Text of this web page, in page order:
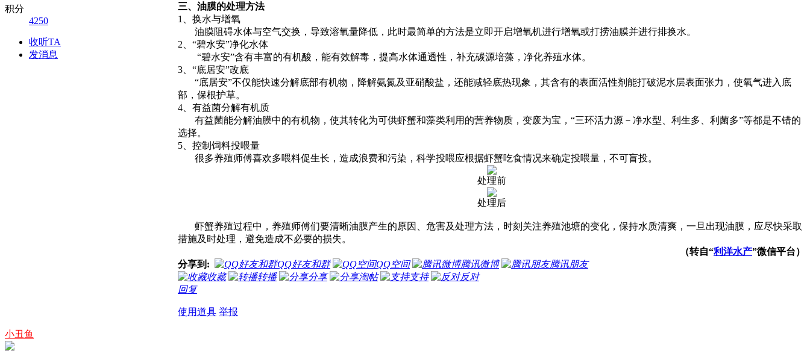
积分
4250
收听TA
发消息
三、油膜的处理方法
1、换水与增氧
油膜阻碍水体与空气交换，导致溶氧量降低，此时最简单的方法是立即开启增氧机进行增氧或打捞油膜并进行排换水。
2、“碧水安”净化水体
“碧水安”含有丰富的有机酸，能有效解毒，提高水体通透性，补充碳源培藻，净化养殖水体。
3、“底居安”改底
“底居安”不仅能快速分解底部有机物，降解氨氮及亚硝酸盐，还能减轻底热现象，其含有的表面活性剂能打破泥水层表面张力，使氧气进入底
部，保根护草。
4、有益菌分解有机质
有益菌能分解油膜中的有机物，使其转化为可供虾蟹和藻类利用的营养物质，变废为宝，“三环活力源－净水型、利生多、利菌多”等都是不错的
选择。
5、控制饲料投喂量
很多养殖师傅喜欢多喂料促生长，造成浪费和污染，科学投喂应根据虾蟹吃食情况来确定投喂量，不可盲投。
处理前
处理后
虾蟹养殖过程中，养殖师傅们要清晰油膜产生的原因、危害及处理方法，时刻关注养殖池塘的变化，保持水质清爽，一旦出现油膜，应尽快采取
措施及时处理，避免造成不必要的损失。
（转自“利洋水产”微信平台）
分享到:
QQ好友和群 QQ空间 腾讯微博
腾讯朋友
收藏
转播 分享 淘帖 支持
反对
回复
使用道具 举报
小丑鱼